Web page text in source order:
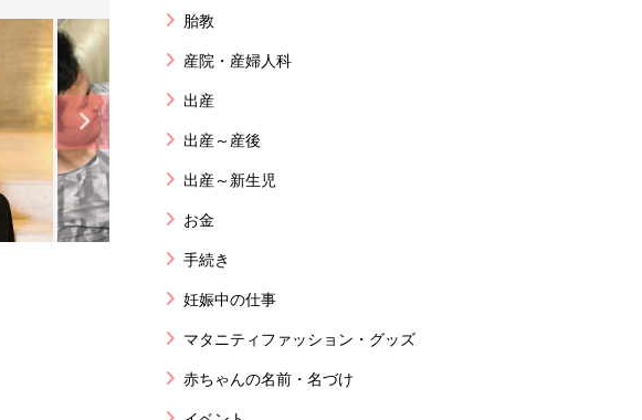
胎教
産院・産婦人科
出産
出産～産後
出産～新生児
お金
手続き
妊娠中の仕事
マタニティファッション・グッズ
赤ちゃんの名前・名づけ